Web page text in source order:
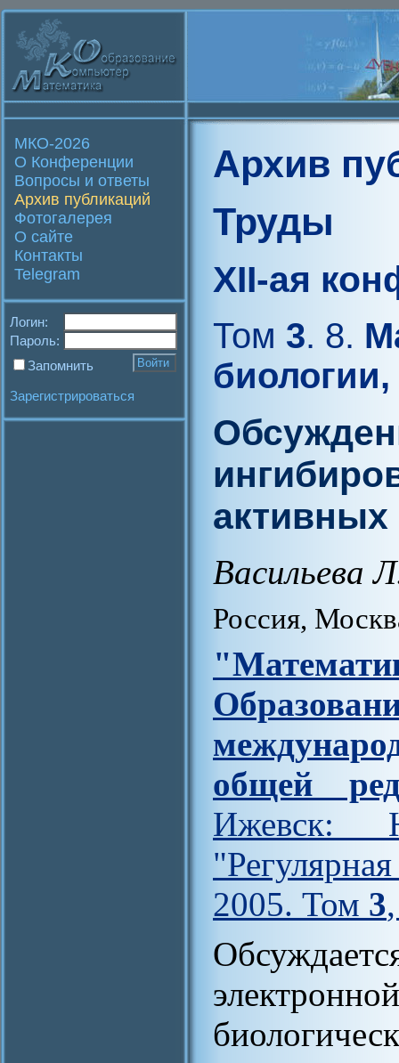
МКО-2026
О Конференции
Вопросы и ответы
Архив публикаций
Фотогалерея
О сайте
Контакты
Telegram
Логин:
Пароль:
Запомнить
Зарегистрироваться
Архив
Труды
XII-ая
Том 3. 8.
активных
Васильева
Россия,
общей
Ижевск:
2005. Том 3